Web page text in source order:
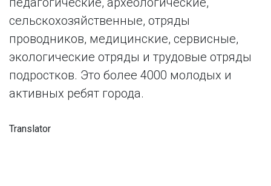
сельскохозяйственные, отряды
проводников, медицинские, сервисные,
экологические отряды и трудовые отряды
подростков. Это более 4000 молодых и
активных ребят города.
Translator